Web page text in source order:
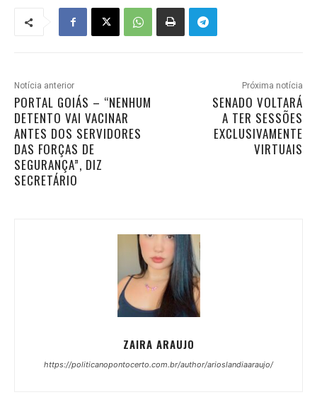
Notícia anterior
PORTAL GOIÁS – “NENHUM
DETENTO VAI VACINAR
ANTES DOS SERVIDORES
DAS FORÇAS DE
SEGURANÇA”, DIZ
SECRETÁRIO
Próxima notícia
SENADO VOLTARÁ
A TER SESSÕES
EXCLUSIVAMENTE
VIRTUAIS
ZAIRA ARAUJO
https://politicanopontocerto.com.br/author/arioslandiaaraujo/